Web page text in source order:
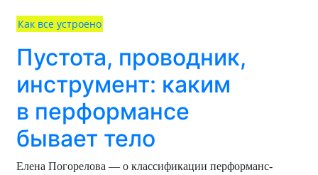
Как все устроено
Пустота, проводник,
инструмент: каким
в перформансе
бывает тело
Елена Погорелова — о классификации перформанс-